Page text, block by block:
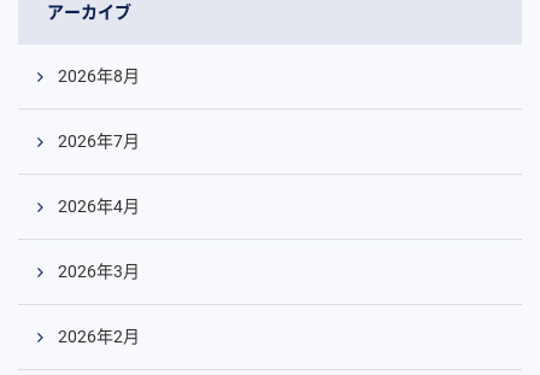
アーカイブ
2026年8月
2026年7月
2026年4月
2026年3月
2026年2月